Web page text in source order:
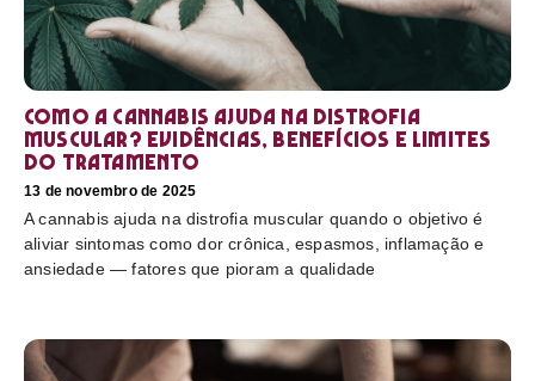
Como a cannabis ajuda na distrofia
muscular? Evidências, benefícios e limites
do tratamento
13 de novembro de 2025
A cannabis ajuda na distrofia muscular quando o objetivo é
aliviar sintomas como dor crônica, espasmos, inflamação e
ansiedade — fatores que pioram a qualidade